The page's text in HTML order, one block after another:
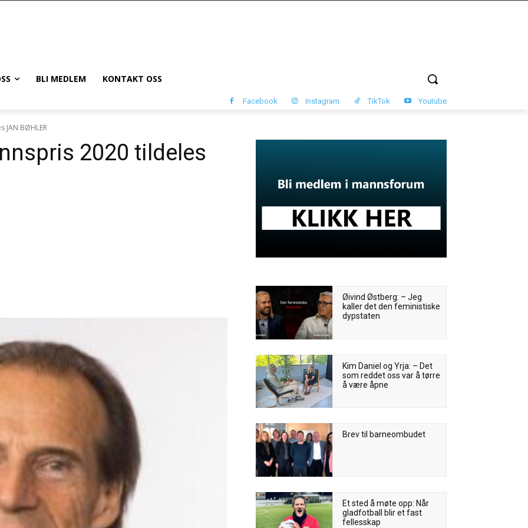
BLI MEDLEM KONTAKT OSS
Facebook Instagram TikTok Youtube
JAN BØHLER
2020 tildeles
Øivind Østberg: – Jeg
kaller det den feministiske
dypstaten
Kim Daniel og Yrja: – Det
som reddet oss var å tørre
å være åpne
Brev til barneombudet
Et sted å møte opp: Når
gladfotball blir et fast
fellesskap